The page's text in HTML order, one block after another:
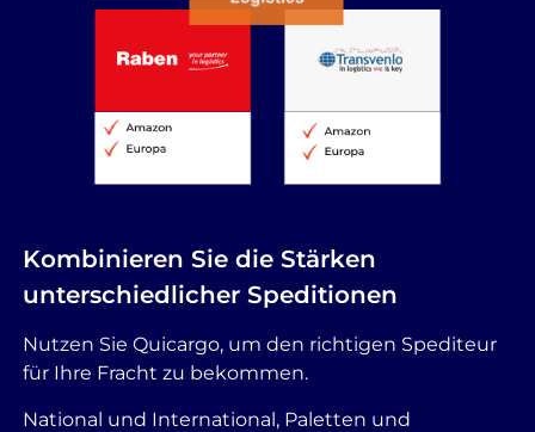
Kombinieren Sie die Stärken
unterschiedlicher Speditionen
Nutzen Sie Quicargo, um den richtigen Spediteur
für Ihre Fracht zu bekommen.
National und International, Paletten und